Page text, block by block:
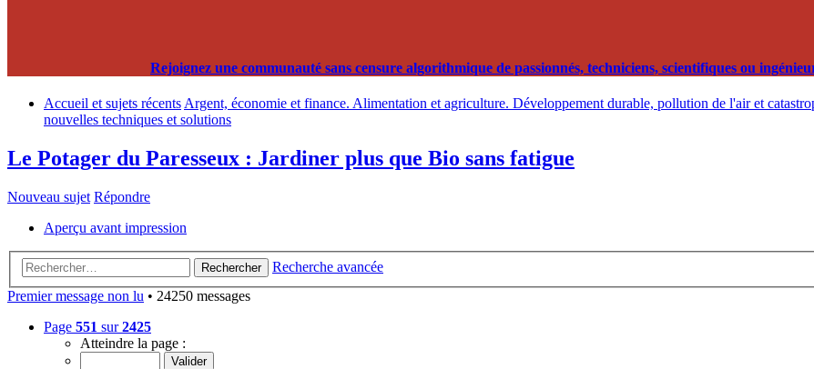
Rejoignez une communauté sans censure algorithmique de passionnés, techniciens, scientifiques ou
Accueil et sujets récentsArgent, économie et finance. Alimentation et agriculture. Développement durable, pollution de l'air et
nouvelles techniques et solutions
Le Potager du Paresseux : Jardiner plus que Bio sans fatigue
Nouveau sujet Répondre
Aperçu avant impression
Rechercher
Recherche avancée
Premier message non lu • 24250 messages
Page 551 sur2425
Atteindre la page :